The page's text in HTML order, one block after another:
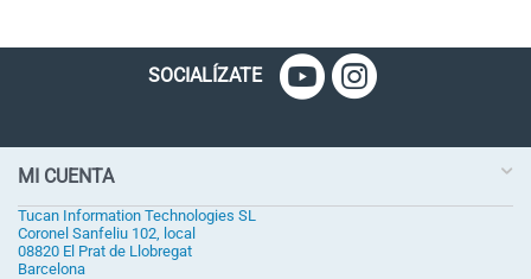
SOCIALÍZATE
MI CUENTA
Tucan Information Technologies SL
Coronel Sanfeliu 102, local
08820 El Prat de Llobregat
Barcelona